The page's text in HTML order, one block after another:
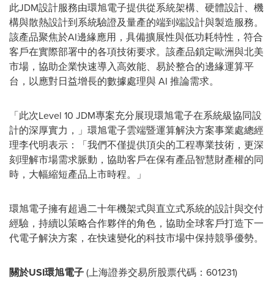
此JDM設計服務由環旭電子提供從系統架構、硬體設計、機
構與散熱設計到系統驗證及量產的端到端設計與製造服務。
該產品聚焦於AI邊緣應用，具備擴展性與低功耗特性，符合
客戶在實際部署中的各項技術要求。該產品鎖定歐洲與北美
市場，協助企業快速導入高效能、易於整合的邊緣運算平
台，以應對日益增長的數據處理與 AI 推論需求。
「此次Level 10 JDM專案充分展現環旭電子在系統級協同設
計的深厚實力，」環旭電子雲端暨運算解決方案事業處總經
理李代明表示：「我們不僅提供頂尖的工程專業技術，更深
刻理解市場需求脈動，協助客戶在保有產品智慧財產權的同
時，大幅縮短產品上市時程。」
環旭電子擁有超過二十年機架式與直立式系統的設計與交付
經驗，持續以策略合作夥伴的角色，協助全球客戶打造下一
代電子解決方案，在快速變化的科技市場中保持競爭優勢。
關於USI環旭電子(上海證券交易所股票代碼 ： 601231)